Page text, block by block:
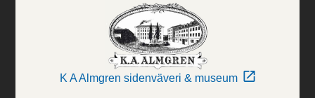
K A Almgren sidenväveri & museum